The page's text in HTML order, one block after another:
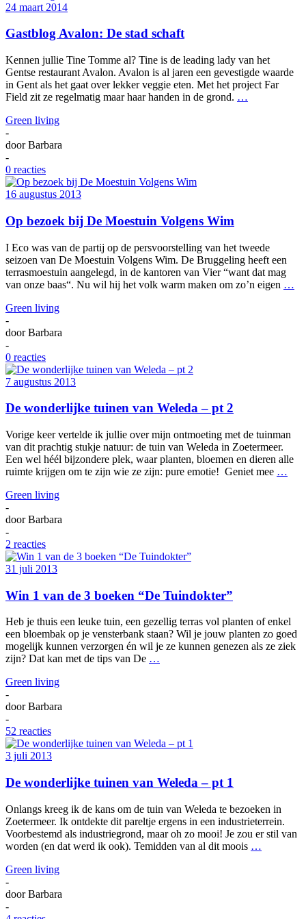
24 maart 2014
Gastblog Avalon: De stad schaft
Kennen jullie Tine Tomme al? Tine is de leading lady van het
Gentse restaurant Avalon. Avalon is al jaren een gevestigde waarde
in Gent als het gaat over lekker veggie eten. Met het project Far
Field zit ze regelmatig maar haar handen in de grond. …
Green living
-
doorBarbara
-
0 reacties
16 augustus 2013
Op bezoek bij De Moestuin Volgens Wim
I Eco was van de partij op de persvoorstelling van het tweede
seizoen van De Moestuin Volgens Wim. De Bruggeling heeft een
terrasmoestuin aangelegd, in de kantoren van Vier “want dat mag
van onze baas“. Nu wil hij het volk warm maken om zo’n eigen …
Green living
-
doorBarbara
-
0 reacties
7 augustus 2013
De wonderlijke tuinen van Weleda – pt 2
Vorige keer vertelde ik jullie over mijn ontmoeting met de tuinman
van dit prachtig stukje natuur: de tuin van Weleda in Zoetermeer.
Een wel héél bijzondere plek, waar planten, bloemen en dieren alle
ruimte krijgen om te zijn wie ze zijn: pure emotie! Geniet mee …
Green living
-
doorBarbara
-
2 reacties
31 juli 2013
Win 1 van de 3 boeken “De Tuindokter”
Heb je thuis een leuke tuin, een gezellig terras vol planten of enkel
een bloembak op je vensterbank staan? Wil je jouw planten zo goed
mogelijk kunnen verzorgen én wil je ze kunnen genezen als ze ziek
zijn? Dat kan met de tips van De …
Green living
-
doorBarbara
-
52 reacties
3 juli 2013
De wonderlijke tuinen van Weleda – pt 1
Onlangs kreeg ik de kans om de tuin van Weleda te bezoeken in
Zoetermeer. Ik ontdekte dit pareltje ergens in een industrieterrein.
Voorbestemd als industriegrond, maar oh zo mooi! Je zou er stil van
worden (en dat werd ik ook). Temidden van al dit moois …
Green living
-
doorBarbara
-